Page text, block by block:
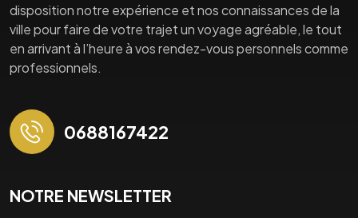
disposition notre expérience et nos connaissances de la
ville pour faire de votre trajet un voyage agréable, le tout
en arrivant à l’heure à vos rendez-vous personnels comme
professionnels.
0688167422
NOTRE NEWSLETTER